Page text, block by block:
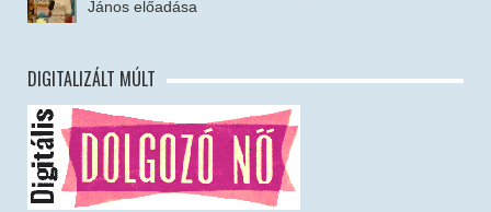
János előadása
DIGITALIZÁLT MÚLT